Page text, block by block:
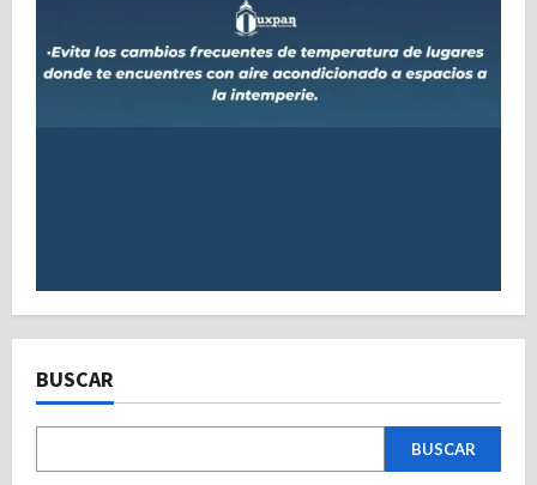
BUSCAR
BUSCAR